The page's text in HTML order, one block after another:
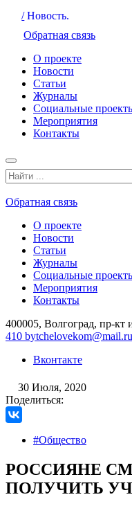
/ Новость.
Обратная связь
О проекте
Новости
Статьи
Журналы
Социальные
Мероприятия
Контакты
Обратная связь
О проекте
Новости
Статьи
Журналы
Социальные
Мероприятия
Контакты
400005, Волгоград, пр-
410 bytchelovekom@mail.ru
Вконтакте
30 Июля, 2020
Поделиться:
#Общество
РОССИЯНЕ
ПОЛУЧИТЬ